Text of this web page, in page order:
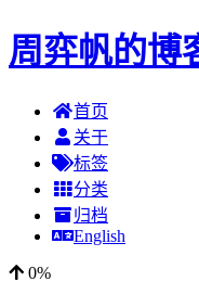
周弈帆的博
首页
关于
标签
分类
归档
English
0%